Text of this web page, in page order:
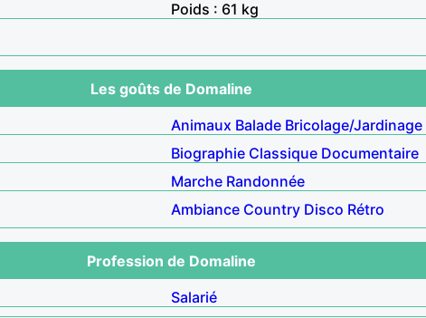
Poids : 61 kg
Les goûts de Domaline
Animaux Balade Bricolage/Jardinage
Biographie Classique Documentaire
Marche Randonnée
Ambiance Country Disco Rétro
Profession de Domaline
Salarié